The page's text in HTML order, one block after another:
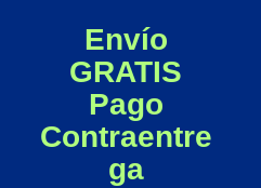
Envío
GRATIS
Pago
Contraentre
ga